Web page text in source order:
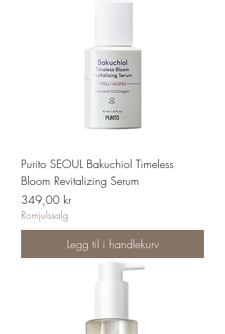
Purito SEOUL Bakuchiol Timeless
Bloom Revitalizing Serum
Pris
349,00 kr
Romjulssalg
Legg til i handlekurv